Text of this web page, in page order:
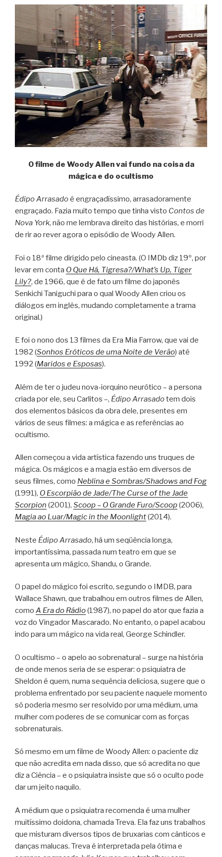
O filme de Woody Allen vai fundo na coisa da
mágica e do ocultismo
Édipo Arrasadoé engraçadíssimo, arrasadoramente
engraçado. Fazia muito tempo que tinha visto Contos de
Nova York, não me lembrava direito das histórias, e morri
de rir ao rever agora o episódio de Woody Allen.
Foi o 18ª filme dirigido pelo cineasta. (O IMDb diz 19º, por
levar em conta O Que Há, Tigresa?/What’s Up, Tiger
Lily?, de 1966, que é de fato um filme do japonês
Senkichi Taniguchi para o qual Woody Allen criou os
diálogos em inglês, mudando completamente a trama
original.)
E foi o nono dos 13 filmes da Era Mia Farrow, que vai de
1982 (Sonhos Eróticos de uma Noite de Verão) até
1992 (Maridos e Esposas).
Além de ter o judeu nova-iorquino neurótico – a persona
criada por ele, seu Carlitos –, Édipo Arrasadotem dois
dos elementos básicos da obra dele, presentes em
vários de seus filmes: a mágica e as referências ao
ocultismo.
Allen começou a vida artística fazendo uns truques de
mágica. Os mágicos e a magia estão em diversos de
seus filmes, como Neblina e Sombras/Shadows and Fog
(1991), O Escorpião de Jade/The Curse of the Jade
Scorpion (2001), Scoop – O Grande Furo/Scoop(2006),
Magia ao Luar/Magic in the Moonlight(2014).
Neste Édipo Arrasado, há um seqüência longa,
importantíssima, passada num teatro em que se
apresenta um mágico, Shandu, o Grande.
O papel do mágico foi escrito, segundo o IMDB, para
Wallace Shawn, que trabalhou em outros filmes de Allen,
como A Era do Rádio(1987), no papel do ator que fazia a
voz do Vingador Mascarado. No entanto, o papel acabou
indo para um mágico na vida real, George Schindler.
O ocultismo – o apelo ao sobrenatural – surge na história
de onde menos seria de se esperar: o psiquiatra de
Sheldon é quem, numa sequência deliciosa, sugere que o
problema enfrentado por seu paciente naquele momento
só poderia mesmo ser resolvido por uma médium, uma
mulher com poderes de se comunicar com as forças
sobrenaturais.
Só mesmo em um filme de Woody Allen: o paciente diz
que não acredita em nada disso, que só acredita no que
diz a Ciência – e o psiquiatra insiste que só o oculto pode
dar um jeito naquilo.
A médium que o psiquiatra recomenda é uma mulher
muitíssimo doidona, chamada Treva. Ela faz uns trabalhos
que misturam diversos tipos de bruxarias com cânticos e
danças malucas. Treva é interpretada pela ótima e